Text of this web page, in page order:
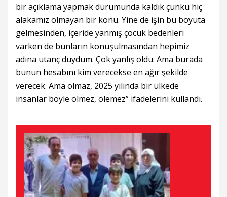
bir açıklama yapmak durumunda kaldık çünkü hiç
alakamız olmayan bir konu. Yine de işin bu boyuta
gelmesinden, içeride yanmış çocuk bedenleri
varken de bunların konuşulmasından hepimiz
adına utanç duydum. Çok yanlış oldu. Ama burada
bunun hesabını kim verecekse en ağır şekilde
verecek. Ama olmaz, 2025 yılında bir ülkede
insanlar böyle ölmez, ölemez” ifadelerini kullandı.